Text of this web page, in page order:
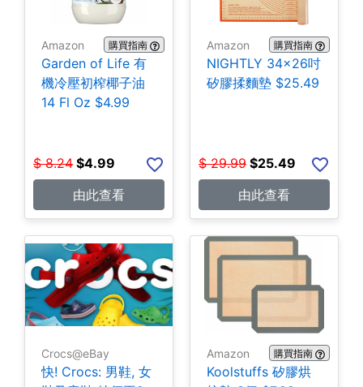
Amazon 購買指南
Garden of Life 有
機冷壓初榨椰子油
14 Fl Oz $4.99
$ 8.24 $4.99
由此查看
Amazon 購買指南
NIGHTLY 34x26吋
矽膠揉麵墊 $25.49
$ 29.99 $25.49
由此查看
Crocs@eBay
快! Crocs: 男鞋, 女
Amazon 購買指南
Koolstuffs 矽膠烘